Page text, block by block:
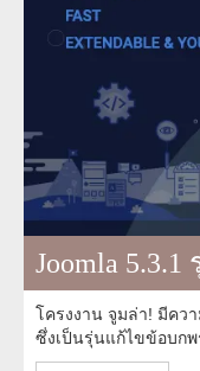
Joomla
โครงงาน จูมล่า! มีคว
ซึ่งเป็นรุ่นแก้ไขข้อบก